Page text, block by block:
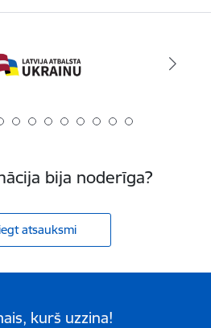
bija noderīga?
atsauksmi
kurš uzzina!